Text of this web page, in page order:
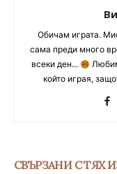
Обичам играта.
сама преди много
всеки ден...
който играя,
СВЪРЗАНИ С ТЯХ